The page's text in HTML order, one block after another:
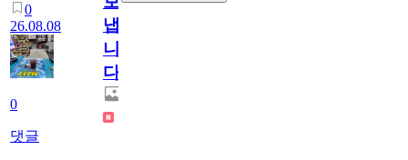
0
26.08.08
0
댓글
냅
니
다.